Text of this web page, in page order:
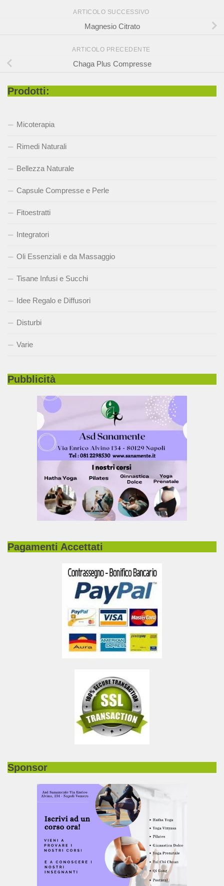
ARTICOLO SUCCESSIVO
Magnesio Citrato
ARTICOLO PRECEDENTE
Chaga Plus Compresse
Prodotti:
Micoterapia
Rimedi Naturali
Bellezza Naturale
Capsule Compresse e Perle
Fitoestratti
Integratori
Oli Essenziali e da Massaggio
Tisane Infusi e Succhi
Idee Regalo e Diffusori
Disturbi
Varie
Pubblicità
Pagamenti Accettati
Sponsor